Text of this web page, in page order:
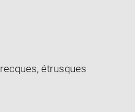
étrusques